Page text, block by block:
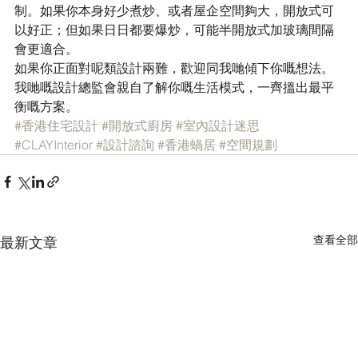
制。如果你本身好少煮炒、或者屋企空間夠大，開放式可
以好正；但如果日日都要爆炒，可能半開放式加玻璃間隔
會更適合。
如果你正面對呢類設計兩難，歡迎同我哋傾下你嘅想法。
我哋嘅設計總監會親自了解你嘅生活模式，一齊搵出最平
衡嘅方案。
#香港住宅設計 #開放式廚房 #室內設計迷思
#CLAYInterior #設計諮詢 #香港蝸居 #空間規劃
最新文章 查看全部